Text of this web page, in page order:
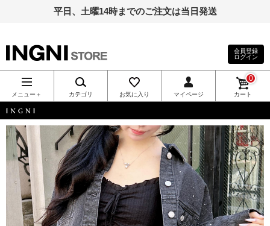
平日、土曜14時までのご注文は当日発送
INGNI（イン
グ）公式通
販｜INGNI
STORE
会員登録
ログイン
メニュー＋ カテゴリ お気に入り マイページ カート
0
INGNI